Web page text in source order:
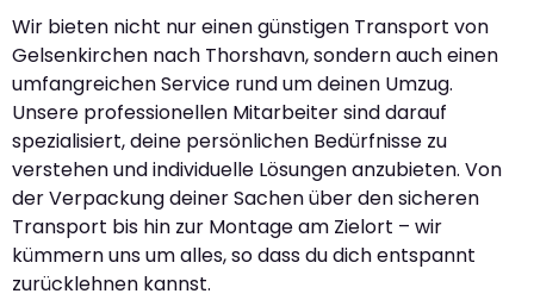
Wir bieten nicht nur einen günstigen Transport von
Gelsenkirchen nach Thorshavn, sondern auch einen
umfangreichen Service rund um deinen Umzug.
Unsere professionellen Mitarbeiter sind darauf
spezialisiert, deine persönlichen Bedürfnisse zu
verstehen und individuelle Lösungen anzubieten. Von
der Verpackung deiner Sachen über den sicheren
Transport bis hin zur Montage am Zielort – wir
kümmern uns um alles, so dass du dich entspannt
zurücklehnen kannst.